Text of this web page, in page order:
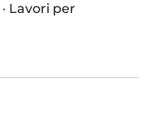
· Lavori per